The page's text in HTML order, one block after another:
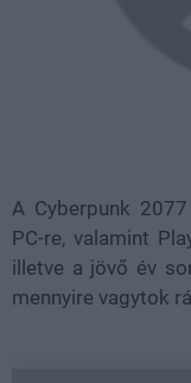
A Cyberpunk
PC-re, valamint
illetve a jövő év
mennyire vagytok